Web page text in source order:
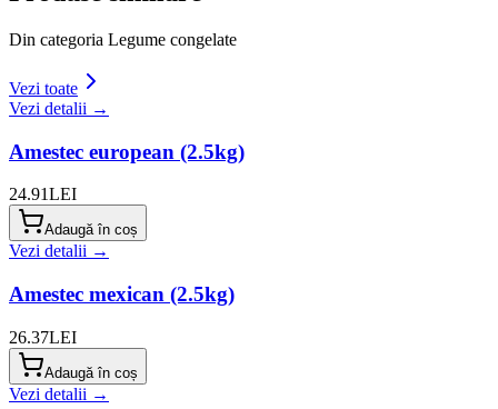
Din categoria Legume congelate
Vezi toate
Vezi detalii →
Amestec european (2.5kg)
24.91LEI
Adaugă în coș
Vezi detalii →
Amestec mexican (2.5kg)
26.37LEI
Adaugă în coș
Vezi detalii →